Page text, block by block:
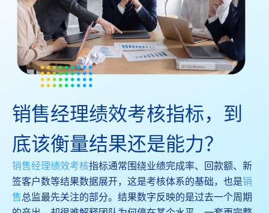
销售经理绩效考核指标，到
底该衡量结果还是能力？
销售经理绩效考核指标通常围绕业绩完成率、回款额、新
签客户数等结果数据展开，这是考核体系的基础，也是销
售总监最先关注的部分。结果数字反映的是过去一个周期